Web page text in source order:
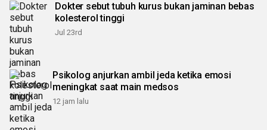
Dokter sebut tubuh kurus bukan jaminan bebas
kolesterol tinggi
Jul 23rd
Psikolog anjurkan ambil jeda ketika emosi
meningkat saat main medsos
12 jam lalu